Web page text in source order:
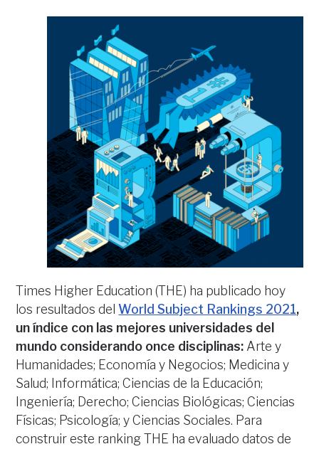
Times Higher Education (THE) ha publicado hoy
los resultados delWorld Subject Rankings 2021,
un índice con las mejores universidades del
mundo considerando once disciplinas: Arte y
Humanidades; Economía y Negocios; Medicina y
Salud; Informática; Ciencias de la Educación;
Ingeniería; Derecho; Ciencias Biológicas; Ciencias
Físicas; Psicología; y Ciencias Sociales. Para
construir este ranking THE ha evaluado datos de